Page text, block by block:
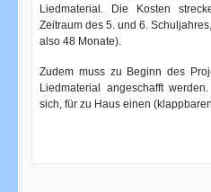
Liedmaterial. Die Kosten
Zeitraum des 5. und 6.
also 48 Monate).
Zudem muss zu Beginn des
Liedmaterial angeschafft
sich, für zu Haus einen